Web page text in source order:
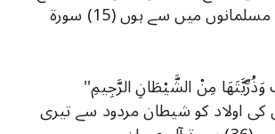
کرتا ہوں اور میں مسلمانوں میں سے ہوں (15) سورة
مِنْ الشَّيْطَانِ الرَّجِيمِ''
اولاد کو شیطان مردود سے تیری